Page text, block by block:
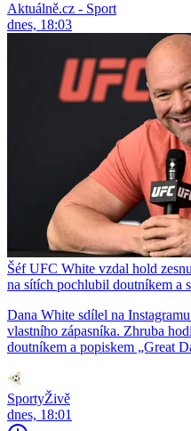
Aktuálně.cz - Sport
dnes, 18:03
Šéf UFC White vzdal hold
na sítích pochlubil doutníkem a
Dana White sdílel na
vlastního zápasníka. Zhruba
doutníkem a popiskem „Great
SportyŽivě
dnes, 18:01